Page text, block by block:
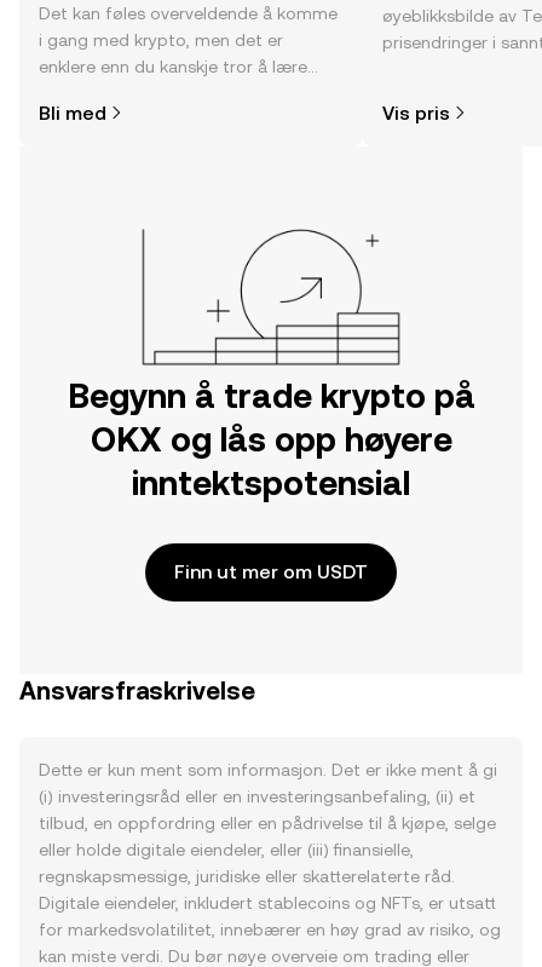
Det kan føles overveldende å komme
i gang med krypto, men det er
enklere enn du kanskje tror å lære
Kom i gang med reisen din på OKX-
Bli med
øyeblikksbilde av
prisendringer i
Vis pris
Begynn å trade krypto på
OKX og lås opp høyere
inntektspotensial
Finn ut mer om USDT
Ansvarsfraskrivelse
Dette er kun ment som informasjon. Det er ikke ment å gi
(i) investeringsråd eller en investeringsanbefaling, (ii) et
tilbud, en oppfordring eller en pådrivelse til å kjøpe, selge
eller holde digitale eiendeler, eller (iii) finansielle,
regnskapsmessige, juridiske eller skatterelaterte råd.
Digitale eiendeler, inkludert stablecoins og NFTs, er utsatt
for markedsvolatilitet, innebærer en høy grad av risiko, og
kan miste verdi. Du bør nøye overveie om trading eller